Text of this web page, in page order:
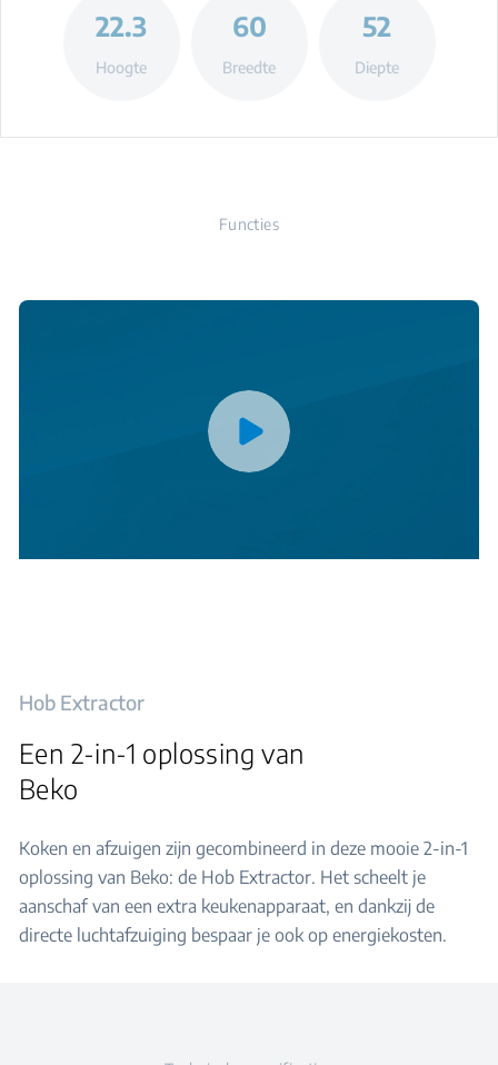
22.3
Hoogte
60
Breedte
52
Diepte
Functies
Hob Extractor
Een 2-in-1 oplossing van
Beko
Koken en afzuigen zijn gecombineerd in deze mooie 2-in-1
oplossing van Beko: de Hob Extractor. Het scheelt je
aanschaf van een extra keukenapparaat, en dankzij de
directe luchtafzuiging bespaar je ook op energiekosten.